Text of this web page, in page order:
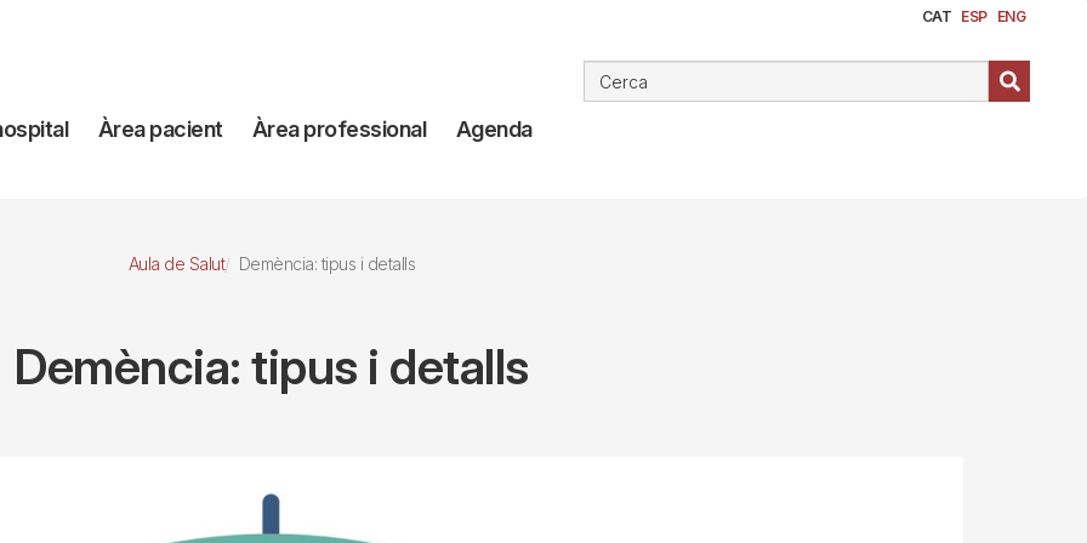
CAT ESP ENG
Àrea pacient Àrea professional Agenda
Aula de Salut Demència: tipus i detalls
Demència: tipus i detalls